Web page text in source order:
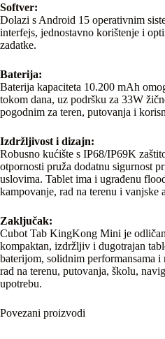
Softver:
Dolazi s Android 15 operativnim
interfejs, jednostavno korištenje i
zadatke.
Baterija:
Baterija kapaciteta 10.200 mAh
tokom dana, uz podršku za 33W
pogodnim za teren, putovanja i
Izdržljivost i dizajn:
Robusno kućište s IP68/IP69K
otpornosti pruža dodatnu sigurnost
uslovima. Tablet ima i ugrađenu
kampovanje, rad na terenu i vanjske
Zaključak:
Cubot Tab KingKong Mini je
kompaktan, izdržljiv i dugotrajan
baterijom, solidnim performansama i
rad na terenu, putovanja, školu,
upotrebu.
Povezani proizvodi